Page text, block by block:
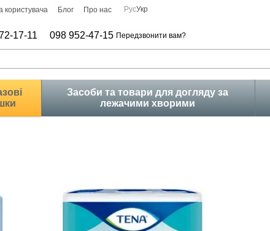
користувача Блог Про нас РусУкр
17-11 098 952-47-15 Передзвонити вам?
Засоби та товари для догляду за
лежачими хворими